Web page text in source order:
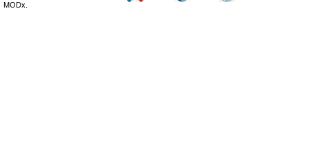
MODx.